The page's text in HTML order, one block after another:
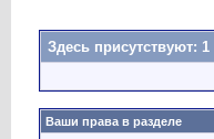
Здесь присутствуют: 1
Ваши права в разделе